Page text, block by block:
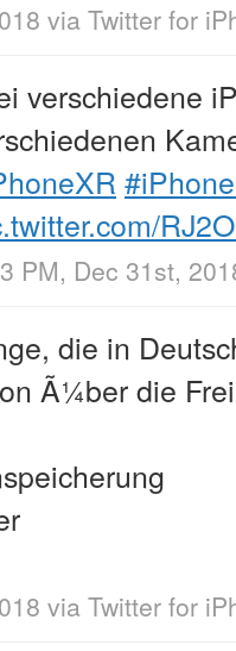
via Twitter for
verschiedene
PM, Dec 31st,
die in
Ã¼ber die
via Twitter for